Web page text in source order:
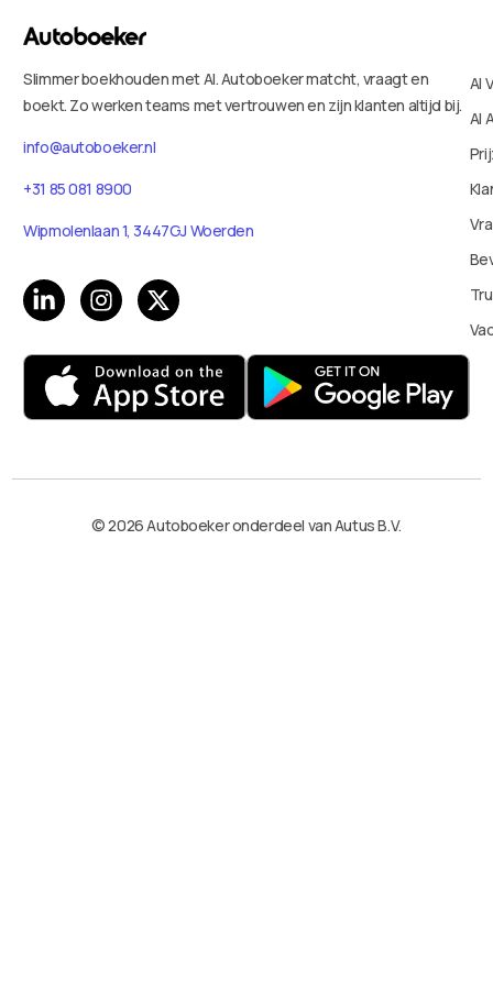
Slimmer boekhouden met AI. Autoboeker matcht, vraagt en
boekt. Zo werken teams met vertrouwen en zijn klanten altijd bij.
info@autoboeker.nl
+31 85 081 8900
Wipmolenlaan 1, 3447GJ Woerden
AI
AI
© 2026 Autoboeker onderdeel van Autus B.V.